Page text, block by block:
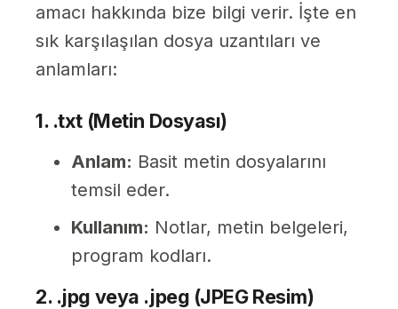
amacı hakkında bize bilgi verir. İşte en
sık karşılaşılan dosya uzantıları ve
anlamları:
1. .txt (Metin Dosyası)
Anlam: Basit metin dosyalarını
temsil eder.
Kullanım: Notlar, metin belgeleri,
program kodları.
2. .jpg veya .jpeg (JPEG Resim)